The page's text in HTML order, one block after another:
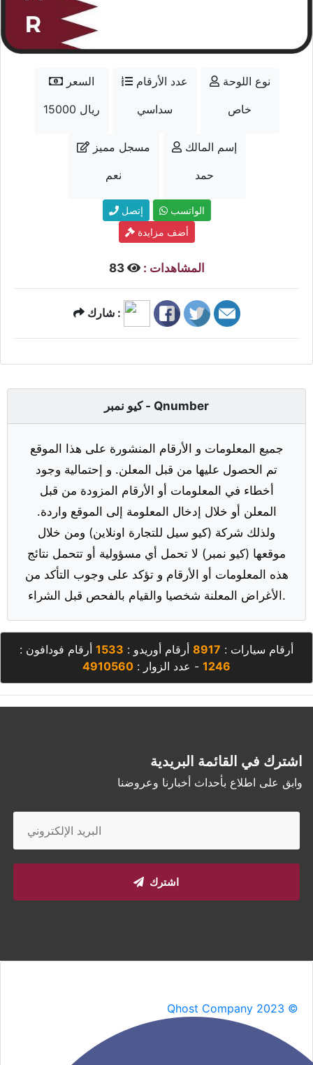
السعر
15000 ريال
عدد الأرقام
سداسي
نوع اللوحة
خاص
مسجل مميز
نعم
إسم المالك
حمد
إتصل
الواتسب
أضف مزايدة
المشاهدات : 83
شارك :
كيو نمبر - Qnumber
جميع المعلومات و الأرقام المنشورة على هذا الموقع
تم الحصول عليها من قبل المعلن. و إحتمالية وجود
أخطاء في المعلومات أو الأرقام المزودة من قبل
المعلن أو خلال إدخال المعلومة إلى الموقع واردة.
ولذلك شركة (كيو سيل للتجارة اونلاين) ومن خلال
موقعها (كيو نمبر) لا تحمل أي مسؤولية أو تتحمل نتائج
هذه المعلومات أو الأرقام و تؤكد على وجوب التأكد من
الأغراض المعلنة شخصيا والقيام بالفحص قبل الشراء.
أرقام سيارات : 8917 أرقام أوريدو : 1533 أرقام فودافون :
1246 - عدد الزوار : 4910560
اشترك في القائمة البريدية
وابق على اطلاع بأحداث أخبارنا وعروضنا
اشترك
Qhost Company 2023 ©